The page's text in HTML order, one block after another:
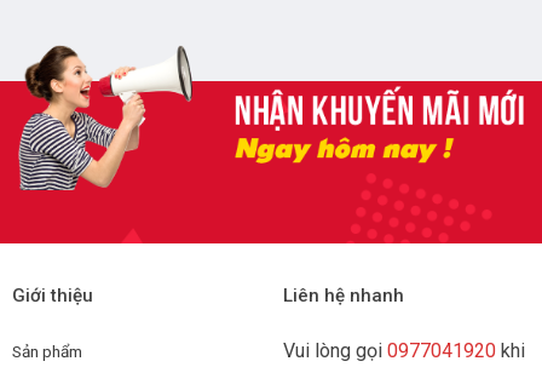
Giới thiệu
Sản phẩm
Liên hệ nhanh
Vui lòng gọi 0977041920khi